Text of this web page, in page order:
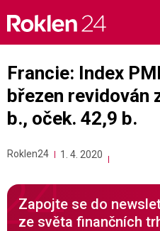
content
Francie: Index
březen revidován
b., oček. 42,9 b.
Roklen24 1. 4. 2020
Zapojte se do
ze světa finančních